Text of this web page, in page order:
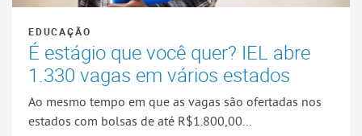
EDUCAÇÃO
É estágio que você quer? IEL abre
1.330 vagas em vários estados
Ao mesmo tempo em que as vagas são ofertadas nos
estados com bolsas de até R$1.800,00...